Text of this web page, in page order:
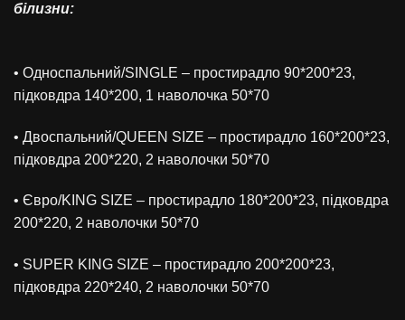
білизни:
• Односпальний/SINGLE – простирадло 90*200*23,
підковдра 140*200, 1 наволочка 50*70
• Двоспальний/QUEEN SIZE – простирадло 160*200*23,
підковдра 200*220, 2 наволочки 50*70
• Євро/KING SIZE – простирадло 180*200*23, підковдра
200*220, 2 наволочки 50*70
• SUPER KING SIZE – простирадло 200*200*23,
підковдра 220*240, 2 наволочки 50*70